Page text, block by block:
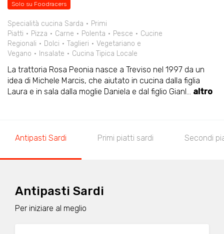
Solo su Foodracers
Specialità cucina Sarda
Primi
Piatti
Pizza Carne Polenta Pesce
Cucine
Regionali
Dolci Taglieri
Vegetariano e
Vegano
Insalate Cucina Tipica Locale
La trattoria Rosa Peonia nasce a Treviso nel 1997 da un
idea di Michele Marcis, che aiutato in cucina dalla figlia
Laura e in sala dalla moglie Daniela e dal figlio Gianl... altro
Antipasti Sardi Primi piatti sardi Secondi
Antipasti Sardi
Per iniziare al meglio